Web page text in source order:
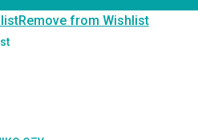
Remove from Wishlist